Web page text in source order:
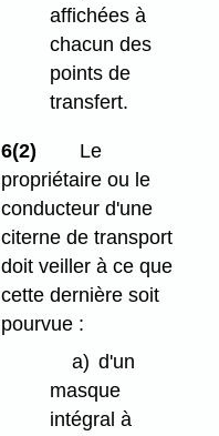
affichées à
chacun des
points de
transfert.
6(2)
Le
propriétaire ou le
conducteur d'une
citerne de transport
doit veiller à ce que
cette dernière soit
pourvue :
a) d'un
masque
intégral à